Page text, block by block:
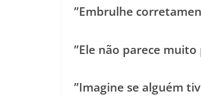
”Embrulhe
”Ele não parece
”Imagine se alguém